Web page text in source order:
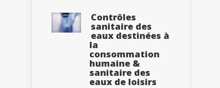
Contrôles
sanitaire des
eaux destinées à
la
consommation
humaine &
sanitaire des
eaux de loisirs